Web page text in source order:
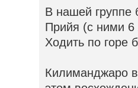
В нашей группе
Прийя (с ними 6
Ходить по горе
Килиманджаро